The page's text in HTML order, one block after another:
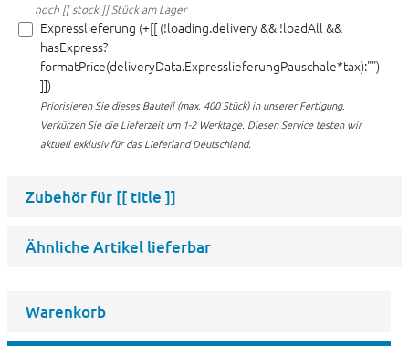
noch [[ stock ]] Stück am Lager
Expresslieferung (+[[ (!loading.delivery && !loadAll &&
hasExpress?
formatPrice(deliveryData.ExpresslieferungPauschale*tax):"")
]])
Priorisieren Sie dieses Bauteil (max. 400 Stück) in unserer Fertigung.
Verkürzen Sie die Lieferzeit um 1-2 Werktage. Diesen Service testen wir
aktuell exklusiv für das Lieferland Deutschland.
Zubehör für [[ title ]]
Ähnliche Artikel lieferbar
Warenkorb